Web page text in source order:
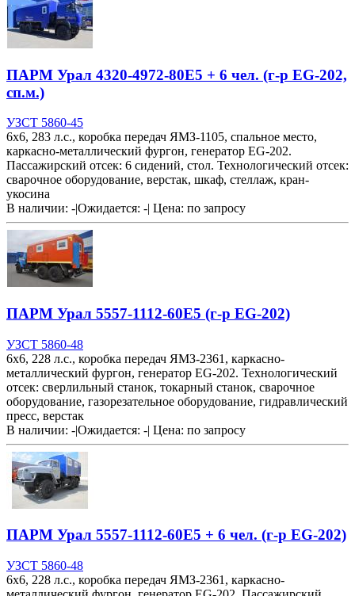
ПАРМ Урал 4320-4972-80Е5 + 6 чел. (г-р EG-202,
сп.м.)
УЗСТ 5860-45
6х6, 283 л.с., коробка передач ЯМЗ-1105, спальное место,
каркасно-металлический фургон, генератор EG-202.
Пассажирский отсек: 6 сидений, стол. Технологический отсек:
сварочное оборудование, верстак, шкаф, стеллаж, кран-
укосина
В наличии: -|Ожидается: -| Цена: по запросу
ПАРМ Урал 5557-1112-60Е5 (г-р EG-202)
УЗСТ 5860-48
6х6, 228 л.с., коробка передач ЯМЗ-2361, каркасно-
металлический фургон, генератор EG-202. Технологический
отсек: сверлильный станок, токарный станок, сварочное
оборудование, газорезательное оборудование, гидравлический
пресс, верстак
В наличии: -|Ожидается: -| Цена: по запросу
ПАРМ Урал 5557-1112-60Е5 + 6 чел. (г-р EG-202)
УЗСТ 5860-48
6х6, 228 л.с., коробка передач ЯМЗ-2361, каркасно-